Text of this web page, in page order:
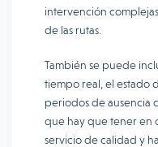
intervención
de las rutas.
También se puede
tiempo real, el estado
periodos de ausencia
que hay que tener en
servicio de calidad y